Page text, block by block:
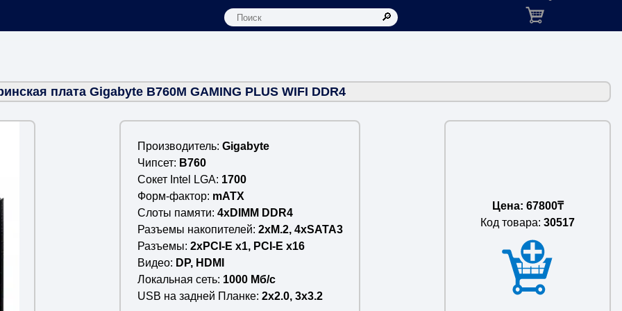
Корзина: товаров в
плата Gigabyte B760M GAMING PLUS WIFI DDR4
Производитель Gigabyte
Чипсет
B760
Сокет Intel LGA 1700
Форм-фактор mATX
Слоты памяти 4xDIMM DDR4
Разъемы накопителей 2xM.2, 4xSATA3
Разъемы 2xPCI-E x1, PCI-E x16
Видео
DP, HDMI
Локальная сеть 1000 Мб/c
USB на задней Планке 2x2.0, 3x3.2
Цена: 67800₸
Код товара: 30517